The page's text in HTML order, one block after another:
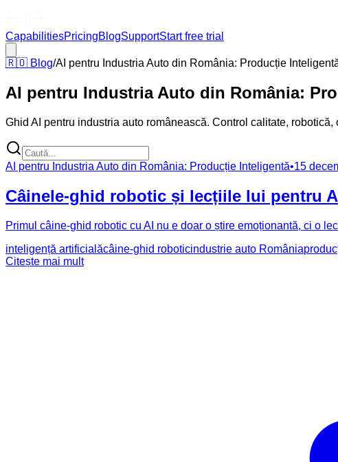
CapabilitiesPricingBlogSupportStart free trial
🇷🇴 Blog/AI pentru Industria Auto din România: Producție
AI pentru Industria Auto din România:
Ghid AI pentru industria auto românească. Control calitate,
AI pentru Industria Auto din România: Producție Inteligentă•15
Câinele-ghid robotic și lecțiile lui pentru
Primul câine-ghid robotic cu AI nu e doar o știre emoționantă, ci o
inteligență artificialăcâine-ghid roboticindustrie auto România
Citește mai mult